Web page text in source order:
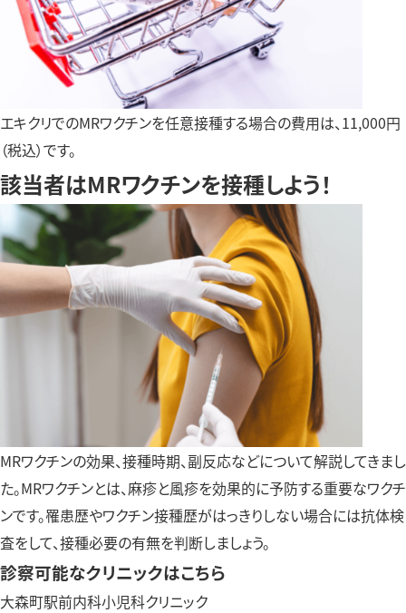
エキクリでのMRワクチンを任意接種する場合の費用は、11,000円
（税込）です。
該当者はMRワクチンを接種しよう！
MRワクチンの効果、接種時期、副反応などについて解説してきまし
た。MRワクチンとは、麻疹と風疹を効果的に予防する重要なワクチ
ンです。罹患歴やワクチン接種歴がはっきりしない場合には抗体検
査をして、接種必要の有無を判断しましょう。
診察可能なクリニックはこちら
大森町駅前内科小児科クリニック